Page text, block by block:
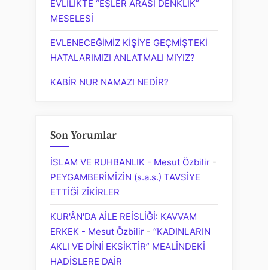
EVLİLİKTE “EŞLER ARASI DENKLİK”
MESELESİ
EVLENECEĞİMİZ KİŞİYE GEÇMİŞTEKİ
HATALARIMIZI ANLATMALI MIYIZ?
KABİR NUR NAMAZI NEDİR?
Son Yorumlar
İSLAM VE RUHBANLIK - Mesut Özbilir -
PEYGAMBERİMİZİN (s.a.s.) TAVSİYE
ETTİĞİ ZİKİRLER
KUR'ÂN'DA AİLE REİSLİĞİ: KAVVAM
ERKEK - Mesut Özbilir - “KADINLARIN
AKLI VE DİNİ EKSİKTİR” MEALİNDEKİ
HADİSLERE DAİR